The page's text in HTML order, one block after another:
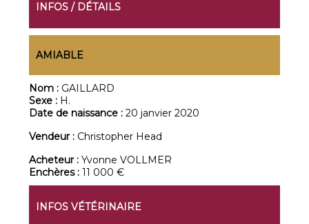
INFOS / DÉTAILS
AMIABLE
Nom : GAILLARD
Sexe : H.
Date de naissance :20 janvier 2020
Vendeur : Christopher Head
Acheteur :Yvonne VOLLMER
Enchères :11 000 €
INFOS VÉTÉRINAIRE